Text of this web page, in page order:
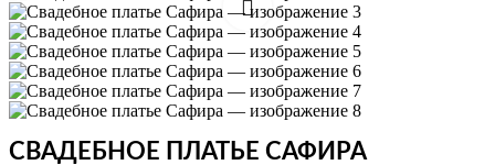
СВАДЕБНОЕ ПЛАТЬЕ САФИРА